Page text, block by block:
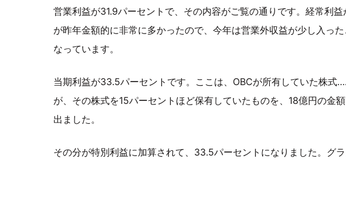
営業利益が31.9パーセントで、その内容がご覧の通りです。経常利
が昨年金額的に非常に多かったので、今年は営業外収益が少し入っ
なっています。
当期利益が33.5パーセントです。ここは、OBCが所有していた株式
が、その株式を15パーセントほど保有していたものを、18億円の金
出ました。
その分が特別利益に加算されて、33.5パーセントになりました。グ